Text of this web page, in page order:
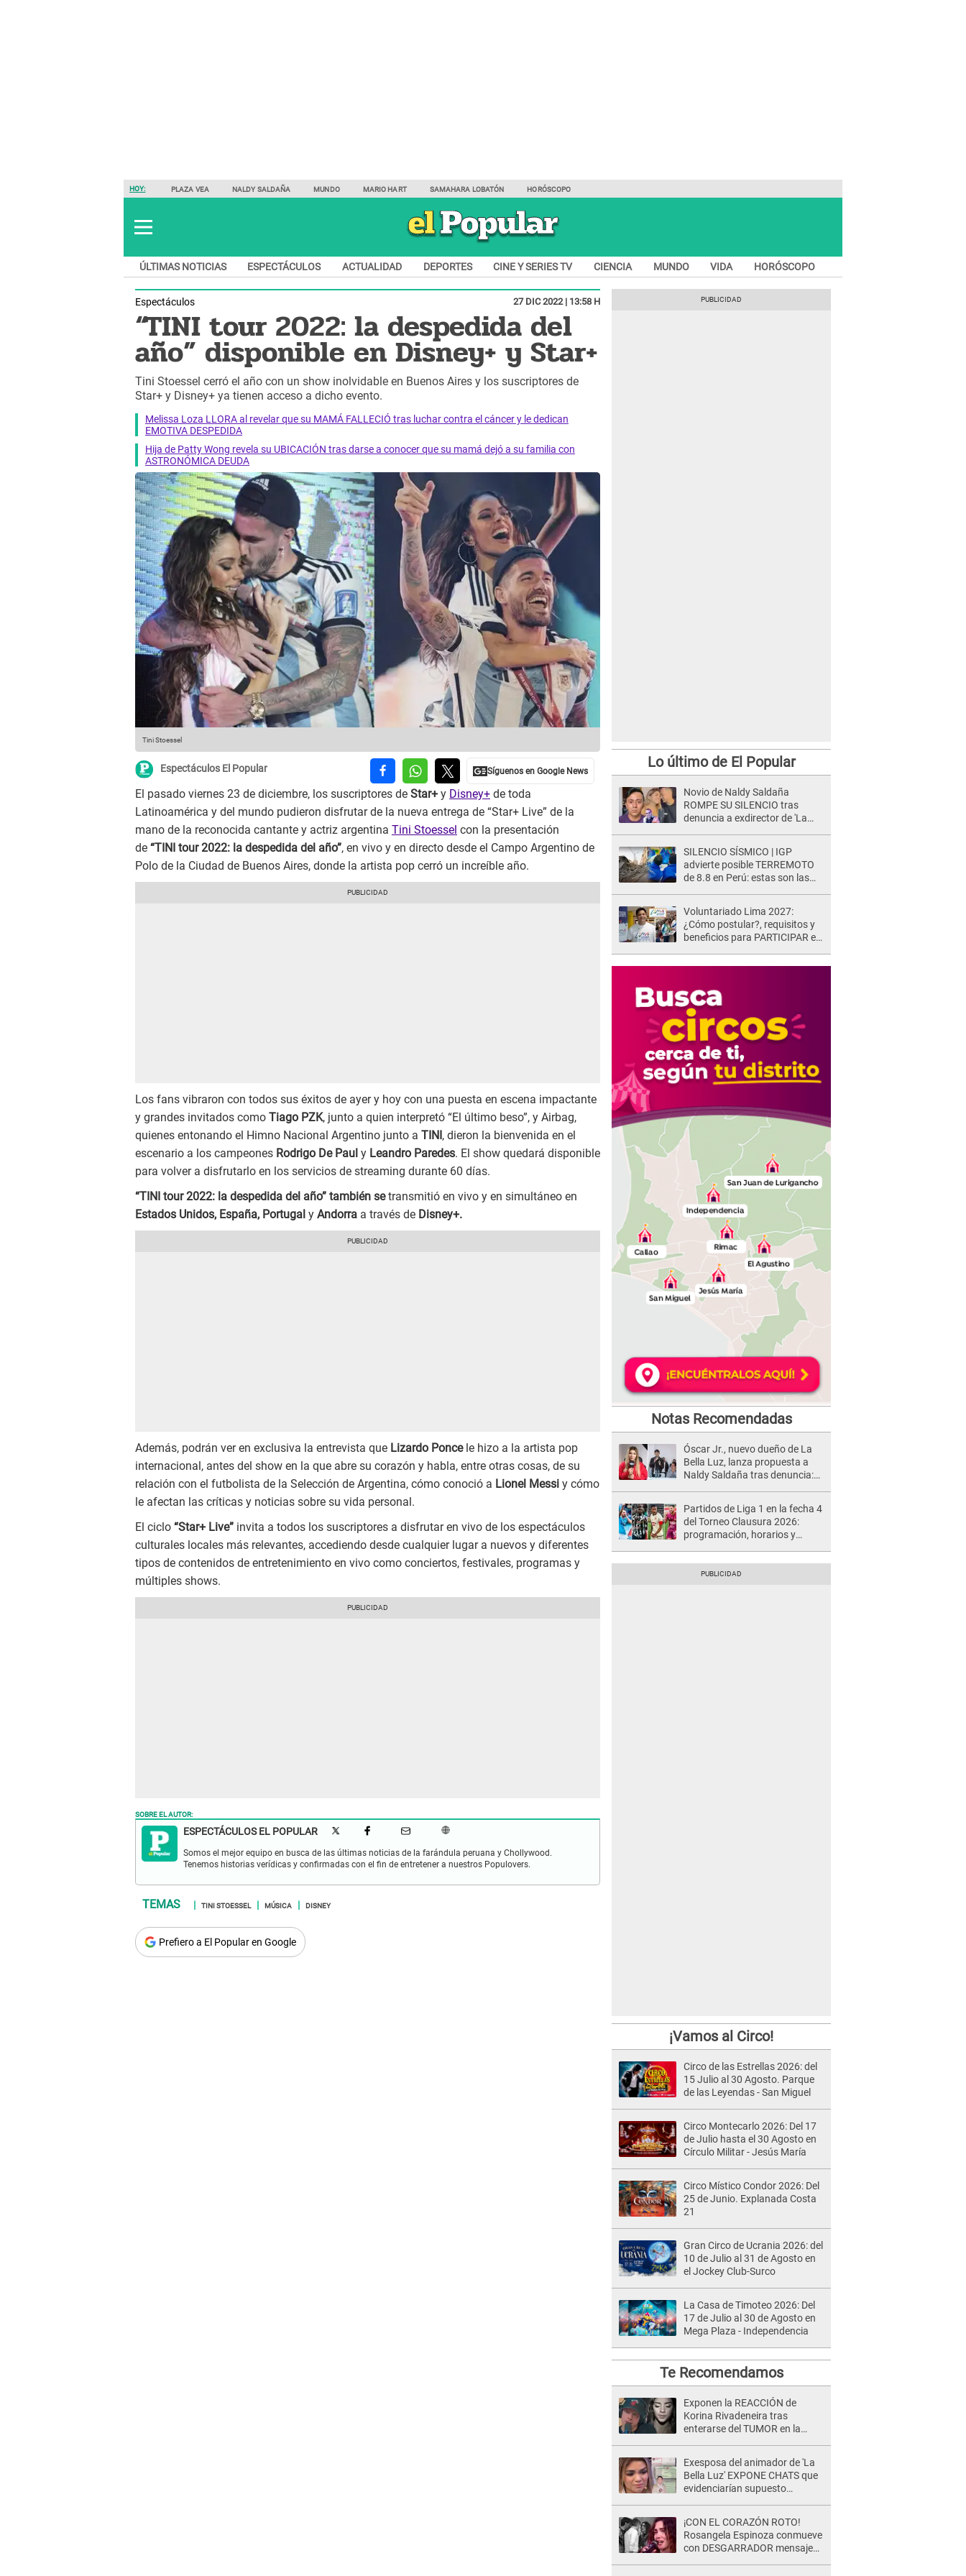
HOY: PLAZA VEA NALDY SALDAÑA MUNDO MARIO HART SAMAHARA LOBATÓN HORÓSCOPO
ÚLTIMAS NOTICIAS ESPECTÁCULOS ACTUALIDAD DEPORTES CINE Y SERIES TV CIENCIA MUNDO VIDA HORÓSCOPO
Espectáculos 27 DIC 2022 | 13:58 H
“TINI tour 2022: la despedida del
año” disponible en Disney+ y Star+
Tini Stoessel cerró el año con un show inolvidable en Buenos Aires y los suscriptores de
Star+ y Disney+ ya tienen acceso a dicho evento.
Melissa Loza LLORA al revelar que su MAMÁ FALLECIÓ tras luchar contra el cáncer y le dedican
EMOTIVA DESPEDIDA
Hija de Patty Wong revela su UBICACIÓN tras darse a conocer que su mamá dejó a su familia con
ASTRONÓMICA DEUDA
Tini Stoessel
Espectáculos El Popular
El pasado viernes 23 de diciembre, los suscriptores de Star+ y Disney+ de toda
Latinoamérica y del mundo pudieron disfrutar de la nueva entrega de “Star+ Live” de la
mano de la reconocida cantante y actriz argentina Tini Stoessel con la presentación
de “TINI tour 2022: la despedida del año”, en vivo y en directo desde el Campo Argentino de
Polo de la Ciudad de Buenos Aires, donde la artista pop cerró un increíble año.
Los fans vibraron con todos sus éxitos de ayer y hoy con una puesta en escena impactante
y grandes invitados como Tiago PZK, junto a quien interpretó “El último beso”, y Airbag,
quienes entonando el Himno Nacional Argentino junto a TINI , dieron la bienvenida en el
escenario a los campeones Rodrigo De Paul y Leandro Paredes. El show quedará disponible
para volver a disfrutarlo en los servicios de streaming durante 60 días.
“TINI tour 2022: la despedida del año” también setransmitió en vivo y en simultáneo en
Estados Unidos, España, Portugal y Andorra a través de Disney+.
Además, podrán ver en exclusiva la entrevista que Lizardo Poncele hizo a la artista pop
internacional, antes del show en la que abre su corazón y habla, entre otras cosas, de su
relación con el futbolista de la Selección de Argentina, cómo conoció a Lionel Messi y cómo
le afectan las críticas y noticias sobre su vida personal.
El ciclo “Star+ Live” invita a todos los suscriptores a disfrutar en vivo de los espectáculos
culturales locales más relevantes, accediendo desde cualquier lugar a nuevos y diferentes
tipos de contenidos de entretenimiento en vivo como conciertos, festivales, programas y
múltiples shows.
SOBRE EL AUTOR:
ESPECTÁCULOS EL POPULAR
Somos el mejor equipo en busca de las últimas noticias de la farándula peruana y Chollywood.
Tenemos historias verídicas y confirmadas con el fin de entretener a nuestros Populovers.
TINI STOESSEL MÚSICA DISNEY
Prefiero a El Popular en Google
Lo último de El Popular
Novio de Naldy Saldaña
ROMPE SU SILENCIO tras
denuncia a exdirector de 'La
ella esté bien"
SILENCIO SÍSMICO | IGP
advierte posible TERREMOTO
de 8.8 en Perú: estas son las
Voluntariado Lima 2027:
¿Cómo postular?, requisitos y
beneficios para PARTICIPAR en
Notas Recomendadas
Óscar Jr., nuevo dueño de La
Bella Luz, lanza propuesta a
Naldy Saldaña tras denuncia:
Partidos de Liga 1 en la fecha 4
del Torneo Clausura 2026:
programación, horarios y
¡Vamos al Circo!
Circo de las Estrellas 2026: del
15 Julio al 30 Agosto. Parque
de las Leyendas - San Miguel
Circo Montecarlo 2026: Del 17
de Julio hasta el 30 Agosto en
Círculo Militar - Jesús María
Circo Místico Condor 2026: Del
25 de Junio. Explanada Costa
21
Gran Circo de Ucrania 2026: del
10 de Julio al 31 de Agosto en
el Jockey Club-Surco
La Casa de Timoteo 2026: Del
17 de Julio al 30 de Agosto en
Mega Plaza - Independencia
Te Recomendamos
Exponen la REACCIÓN de
Korina Rivadeneira tras
enterarse del TUMOR en la
Exesposa del animador de 'La
Bella Luz' EXPONE CHATS que
evidenciarían supuesto
Saldaña, pese a tener pareja
¡CON EL CORAZÓN ROTO!
Rosangela Espinoza conmueve
con DESGARRADOR mensaje